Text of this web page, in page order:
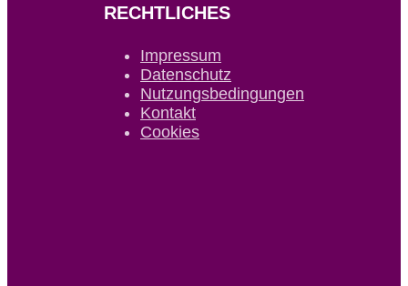
RECHTLICHES
Impressum
Datenschutz
Nutzungsbedingungen
Kontakt
Cookies